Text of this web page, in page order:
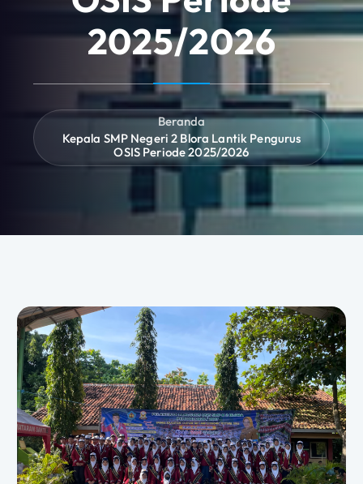
2025/2026
Beranda
Kepala SMP Negeri 2 Blora Lantik Pengurus
OSIS Periode 2025/2026